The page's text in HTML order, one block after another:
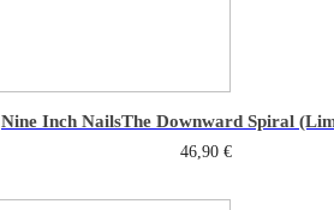
Nine Inch NailsThe Downward Spiral
46,90 €